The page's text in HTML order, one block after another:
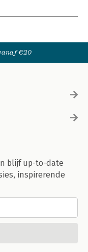
€20
blijf up-to-date
inspirerende